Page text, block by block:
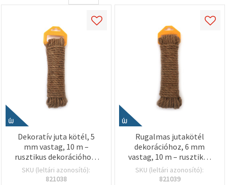
ÚJ
Dekoratív juta kötél, 5
mm vastag, 10 m –
rusztikus dekorációhoz,
kreatív hobbi kézműves
projektekhez és DIY
SKU (leltári azonosító):
821038
ÚJ
Rugalmas jutakötél
dekorációhoz, 6 mm
vastag, 10 m – rusztikus
dekorhoz, kreatív hobbi
kézműves projektekhez
SKU (leltári azonosító):
821039